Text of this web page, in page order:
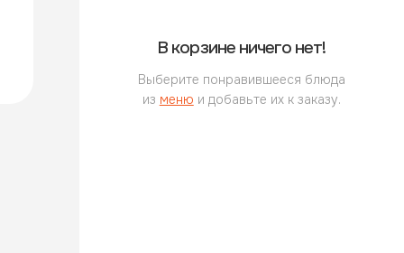
В корзине ничего нет!
Выберите понравившееся блюда
из меню и добавьте их к заказу.